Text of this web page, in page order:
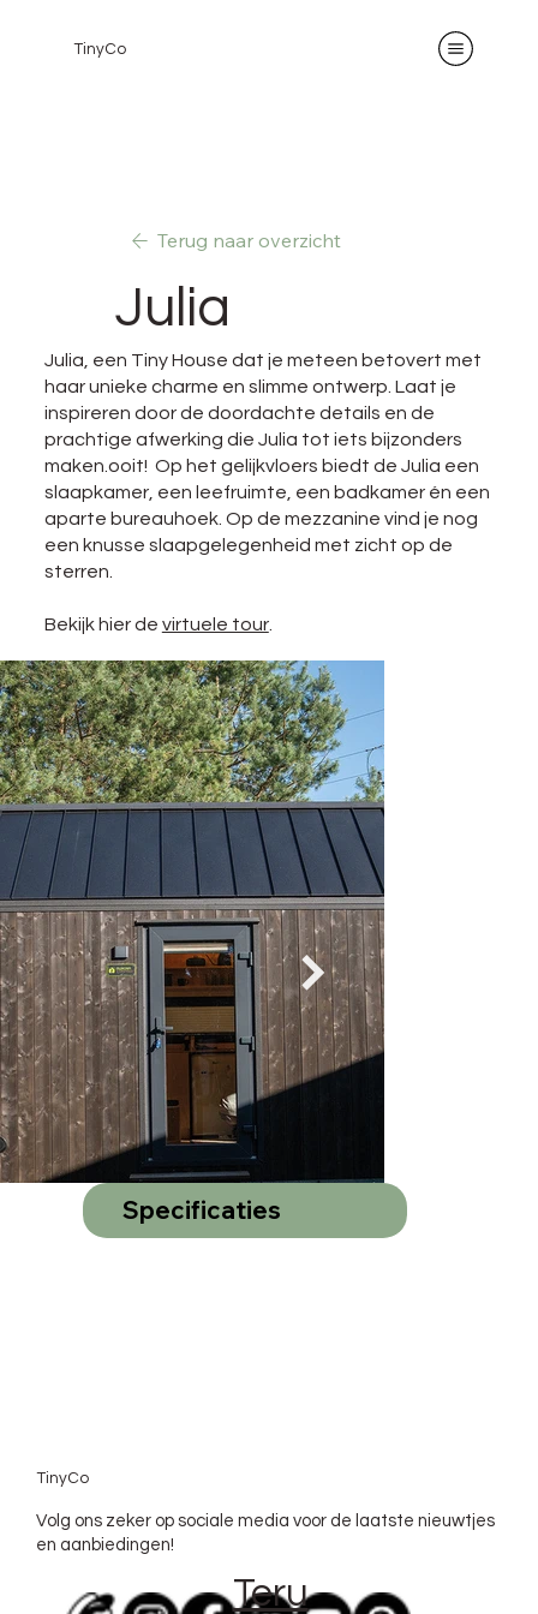
TinyCo
Terug naar overzicht
Julia
Julia, een Tiny House dat je meteen betovert met
haar unieke charme en slimme ontwerp. Laat je
inspireren door de doordachte details en de
prachtige afwerking die Julia tot iets bijzonders
maken.ooit! Op het gelijkvloers biedt de Julia een
slaapkamer, een leefruimte, een badkamer én een
aparte bureauhoek. Op de mezzanine vind je nog
een knusse slaapgelegenheid met zicht op de
sterren.
Bekijk hier de virtuele tour.
Specificaties
TinyCo
Volg ons zeker op sociale media voor de laatste nieuwtjes
en aanbiedingen!
Teru